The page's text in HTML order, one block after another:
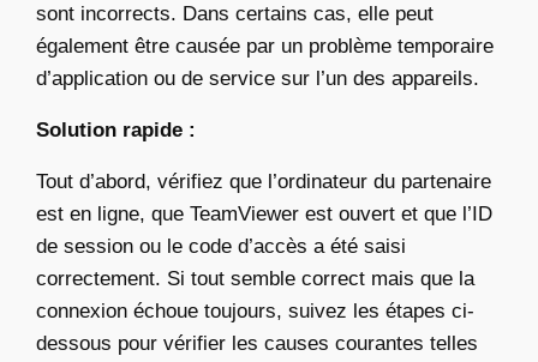
sont incorrects. Dans certains cas, elle peut
également être causée par un problème temporaire
d’application ou de service sur l’un des appareils.
Solution rapide :
Tout d’abord, vérifiez que l’ordinateur du partenaire
est en ligne, que TeamViewer est ouvert et que l’ID
de session ou le code d’accès a été saisi
correctement. Si tout semble correct mais que la
connexion échoue toujours, suivez les étapes ci-
dessous pour vérifier les causes courantes telles